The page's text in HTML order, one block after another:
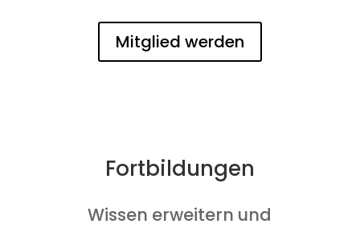
Mitglied werden
Fortbildungen
Wissen erweitern und